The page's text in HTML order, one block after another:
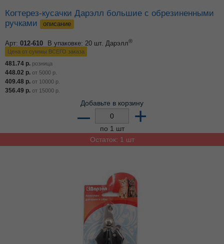
Когтерез-кусачки Дарэлл большие с обрезиненными
ручками
описание
Арт: 012-610 В упаковке: 20 шт. Дарэлл®
Цена от суммы ВСЕГО заказа
481.74 р. розница
448.02 р. от 5000 р.
409.48 р. от 10000 р.
356.49 р. от 15000 р.
Добавьте в корзину
– +
по 1 шт
Остаток: 1 шт